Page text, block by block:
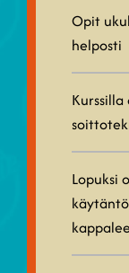
Opit
helposti
Lopuksi